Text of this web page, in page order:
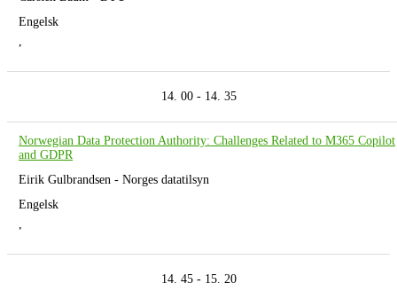
Engelsk
,
14. 00 - 14. 35
Norwegian Data Protection Authority: Challenges Related to M365 Copilot
and GDPR
Eirik Gulbrandsen - Norges datatilsyn
Engelsk
,
14. 45 - 15. 20